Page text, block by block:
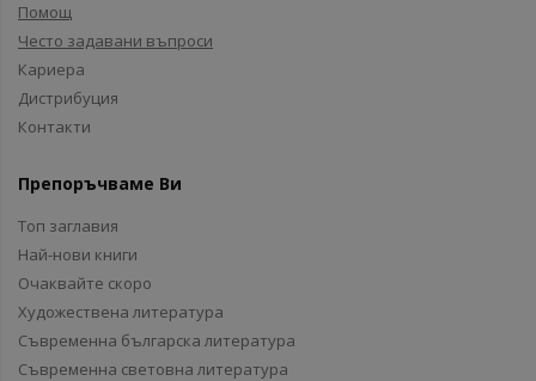
Помощ
Често задавани въпроси
Кариера
Дистрибуция
Контакти
Препоръчваме Ви
Топ заглавия
Най-нови книги
Очаквайте скоро
Художествена литература
Съвременна българска литература
Съвременна световна литература